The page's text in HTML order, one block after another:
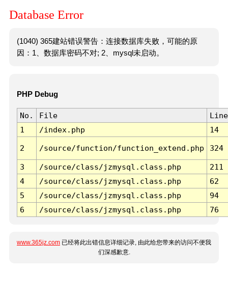
Database Error
(1040) 365建站错误警告：连接数据库失败，可能的原
因：1、数据库密码不对; 2、mysql未启动。
PHP Debug
No. File
Line
1
/index.php 14
2 /source/function/function_extend.php 324
3 /source/class/jzmysql.class.php
211
4
/source/class/jzmysql.class.php
62
5
/source/class/jzmysql.class.php
94
6
/source/class/jzmysql.class.php 76
www.365jz.com 已经将此出错信息详细记录, 由此给您带来的访问不便我
们深感歉意.